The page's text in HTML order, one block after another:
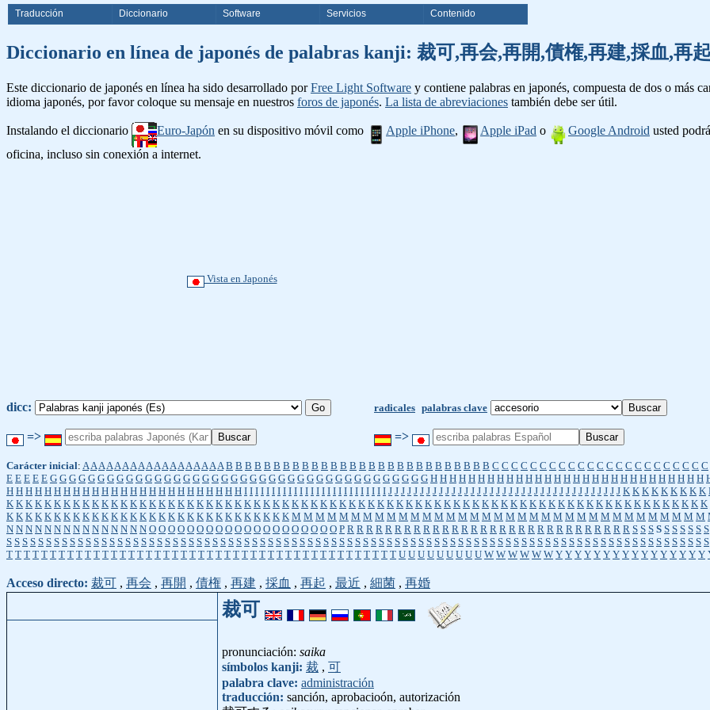
Traducción Diccionario Software Servicios Contenido
Diccionario en línea de japonés de palabras kanji: 裁可,再会,再開,債権,再建,採血,再
Este diccionario de japonés en línea ha sido desarrollado porFree Light Software y contiene palabras en japonés, compuesta de dos o más
idioma japonés, por favor coloque su mensaje en nuestros foros de japonés. La lista de abreviaciones también debe ser útil.
Instalando el diccionario Euro-Japón en su dispositivo móvil como Apple iPhone, Apple iPad o Google Android usted
oficina, incluso sin conexión a internet.
Vista en Japonés
dicc: radicales palabras clave
=> =>
Carácter inicial: A A A A A A A A A A A A A A A A A A B B B B B B B B B B B B B B B B B B B B B B B B B B B B C C C C C C C C C C C C C C C C C C C C C C C
E E E E E G G G G G G G G G G G G G G G G G G G G G G G G G G G G G G G G G G G G G G G G H H H H H H H H H H H H H H H H H H H H H H H H H H H H H
H H H H H H H H H H H H H H H H H H H H H H H H H I I I I I I I I I I I I I I I I I I I I I I I I I I J J J J J J J J J J J J J J J J J J J J J J J J J J J J J J J J J J J J J K K K K K K K K K
K K K K K K K K K K K K K K K K K K K K K K K K K K K K K K K K K K K K K K K K K K K K K K K K K K K K K K K K K K K K K K K K K K K K K K K K K K
K K K K K K K K K K K K K K K K K K K K K K K K K K K K K K M M M M M M M M M M M M M M M M M M M M M M M M M M M M M M M M M M M
N N N N N N N N N N N N N N N O O O O O O O O O O O O O O O O O O O O P R R R R R R R R R R R R R R R R R R R R R R R R R R R R R R S S S S S S S S S S
S S S S S S S S S S S S S S S S S S S S S S S S S S S S S S S S S S S S S S S S S S S S S S S S S S S S S S S S S S S S S S S S S S S S S S S S S S S S S S S S S S S S S S S S S
T T T T T T T T T T T T T T T T T T T T T T T T T T T T T T T T T T T T T T T T T T T T T U U U U U U U U U W W W W W W Y Y Y Y Y Y Y Y Y Y Y Y Y Y Y Y
Acceso directo: 裁可 , 再会 , 再開 , 債権 , 再建 , 採血 , 再起 , 最近 , 細菌 , 再婚
裁可
pronunciación: saika
símbolos kanji: 裁 , 可
palabra clave: administración
traducción: sanción, aprobacioón, autorización